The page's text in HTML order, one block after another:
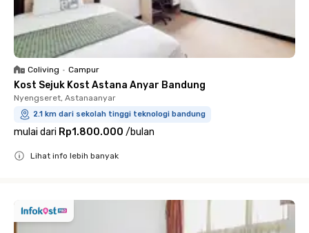
Coliving • Campur
Kost Sejuk Kost Astana Anyar Bandung
Nyengseret, Astanaanyar
2.1 km dari sekolah tinggi teknologi bandung
mulai dari Rp1.800.000 /bulan
Lihat info lebih banyak